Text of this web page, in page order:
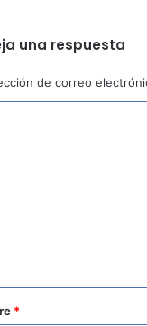
una respuesta
de correo
*